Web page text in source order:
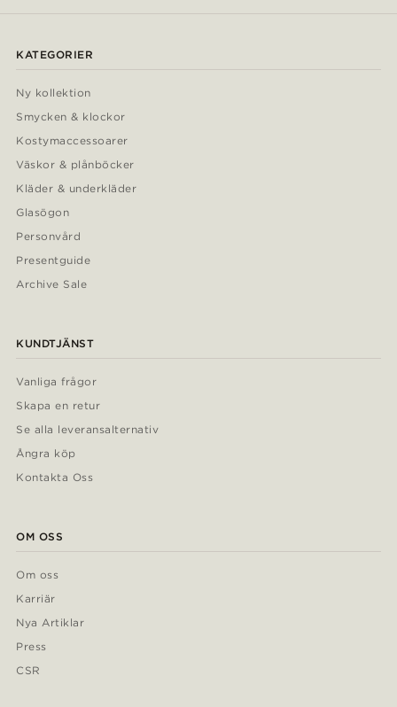
KATEGORIER
Ny kollektion
Smycken & klockor
Kostymaccessoarer
Väskor & plånböcker
Kläder & underkläder
Glasögon
Personvård
Presentguide
Archive Sale
KUNDTJÄNST
Vanliga frågor
Skapa en retur
Se alla leveransalternativ
Ångra köp
Kontakta Oss
OM OSS
Om oss
Karriär
Nya Artiklar
Press
CSR